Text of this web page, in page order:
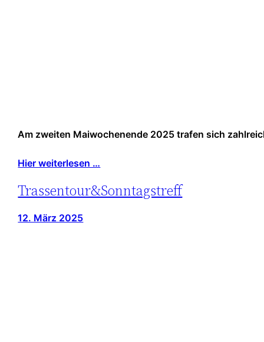
Am zweiten Maiwochenende 2025 trafen sich
Hier weiterlesen …
Trassentour&Sonntagstreff
12. März 2025